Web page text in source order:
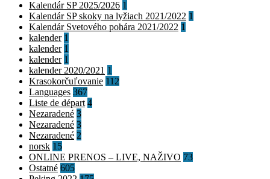
Kalendár SP 2025/2026 1
Kalendár SP skoky na lyžiach 2021/2022 1
Kalendár Svetového pohára 2021/2022 1
kalender 1
kalender 1
kalender 1
kalender 2020/2021 1
Krasokorčuľovanie 112
Languages 367
Liste de départ 4
Nezaradené 3
Nezaradené 3
Nezaradené 2
norsk 15
ONLINE PRENOS – LIVE, NAŽIVO 73
Ostatné 605